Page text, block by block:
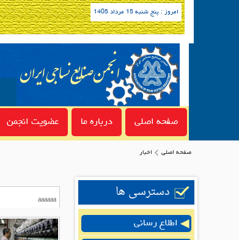
امروز : پنج شنبه 15 مرداد 1405
صفحه اصلی درباره ما عضویت انجمن
صفحه اصلی اخبار
دسترسی ها
اطلاع رسانی